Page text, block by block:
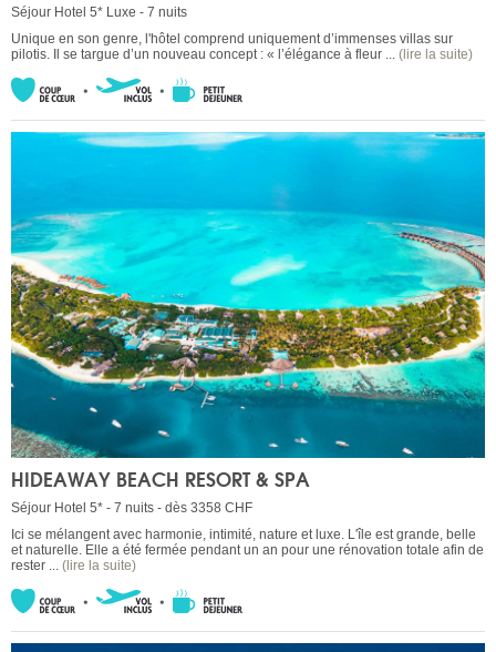
Séjour Hotel 5* Luxe - 7 nuits
Unique en son genre, l'hôtel comprend uniquement d’immenses villas sur
pilotis. Il se targue d’un nouveau concept : « l’élégance à fleur ... (lire la suite)
HIDEAWAY BEACH RESORT & SPA
Séjour Hotel 5* - 7 nuits - dès 3358 CHF
Ici se mélangent avec harmonie, intimité, nature et luxe. L'île est grande, belle
et naturelle. Elle a été fermée pendant un an pour une rénovation totale afin de
rester ... (lire la suite)